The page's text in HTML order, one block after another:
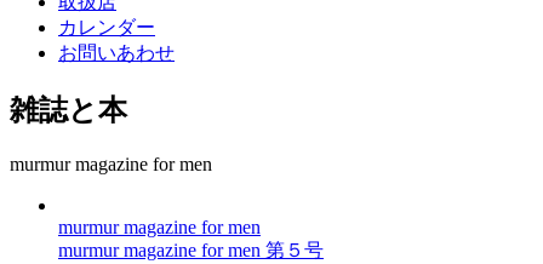
カレンダー
お問いあわせ
雑誌と本
murmur magazine for men
murmur magazine for men
murmur magazine for men 第５号